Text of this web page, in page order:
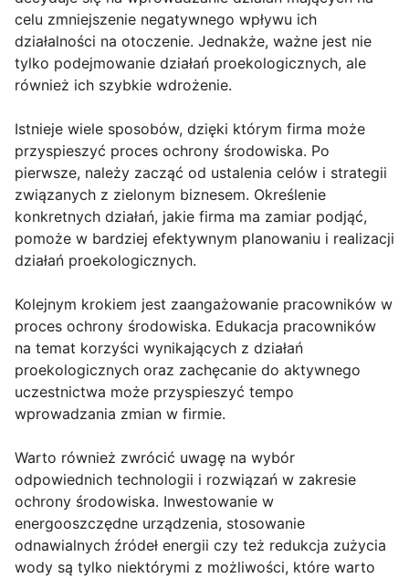
celu zmniejszenie negatywnego wpływu ich
działalności na otoczenie. Jednakże, ważne jest nie
tylko podejmowanie działań proekologicznych, ale
również ich szybkie wdrożenie.
Istnieje wiele sposobów, dzięki którym firma może
przyspieszyć proces ochrony środowiska. Po
pierwsze, należy zacząć od ustalenia celów i strategii
związanych z zielonym biznesem. Określenie
konkretnych działań, jakie firma ma zamiar podjąć,
pomoże w bardziej efektywnym planowaniu i realizacji
działań proekologicznych.
Kolejnym krokiem jest zaangażowanie pracowników w
proces ochrony środowiska. Edukacja pracowników
na temat korzyści wynikających z działań
proekologicznych oraz zachęcanie do aktywnego
uczestnictwa może przyspieszyć tempo
wprowadzania zmian w firmie.
Warto również zwrócić uwagę na wybór
odpowiednich technologii i rozwiązań w zakresie
ochrony środowiska. Inwestowanie w
energooszczędne urządzenia, stosowanie
odnawialnych źródeł energii czy też redukcja zużycia
wody są tylko niektórymi z możliwości, które warto